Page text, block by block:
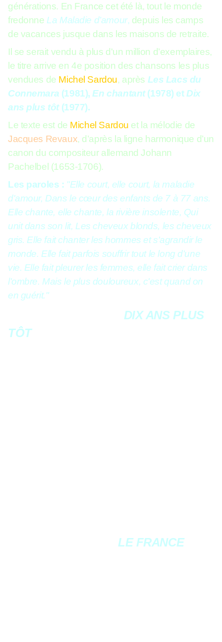
générations. En France cet été là, tout le monde
fredonne La Maladie d’amour, depuis les camps
de vacances jusque dans les maisons de retraite.
Il se serait vendu à plus d'un million d’exemplaires,
le titre arrive en 4e position des chansons les plus
vendues de Michel Sardou, après Les Lacs du
Connemara (1981), En chantant(1978) et Dix
ans plus tôt(1977).
Le texte est de Michel Sardou et la mélodie de
Jacques Revaux, d’après la ligne harmonique d’un
canon du compositeur allemand Johann
Pachelbel (1653-1706).
Les paroles : "Elle court, elle court, la maladie
d'amour, Dans le cœur des enfants de 7 à 77 ans.
Elle chante, elle chante, la rivière insolente, Qui
unit dans son lit, Les cheveux blonds, les cheveux
gris. Elle fait chanter les hommes et s'agrandir le
monde. Elle fait parfois souffrir tout le long d'une
vie. Elle fait pleurer les femmes, elle fait crier dans
l'ombre. Mais le plus douloureux, c'est quand on
en guérit."
DIX ANS PLUS
TÔT
LE FRANCE